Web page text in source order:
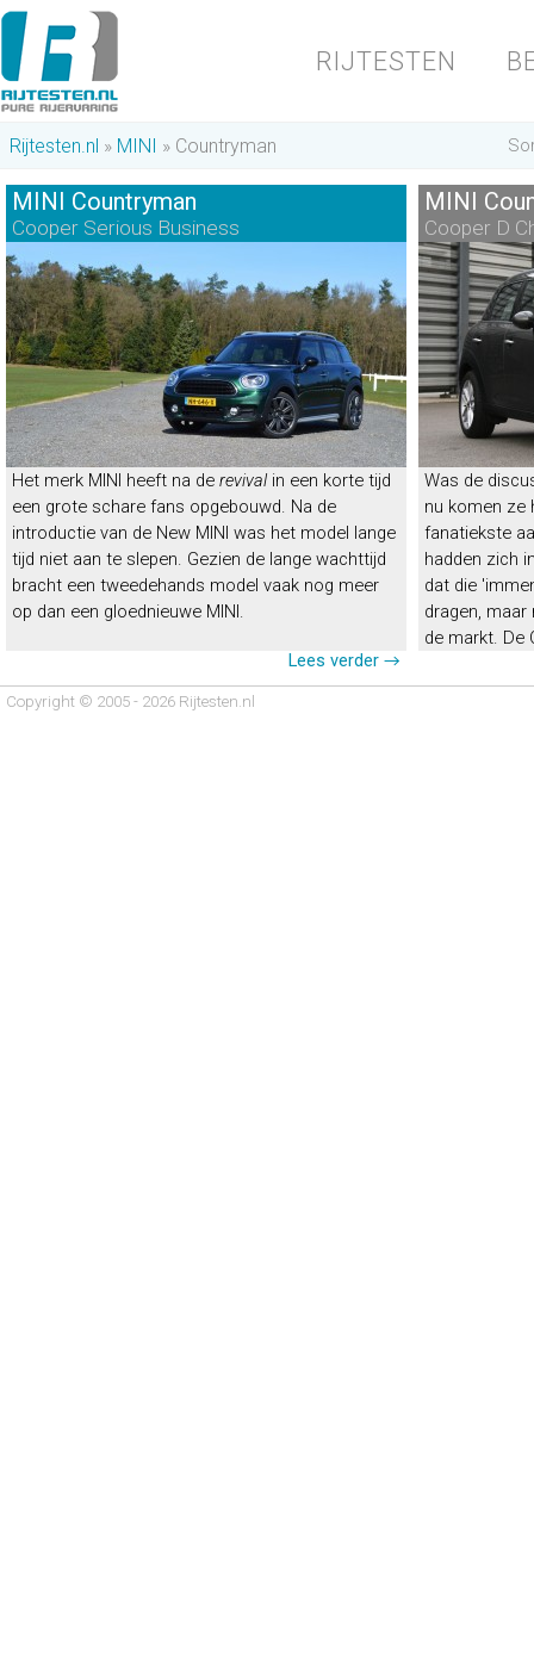
RIJTESTEN
Rijtesten.nl MINI Countryman
MINI Countryman
Cooper Serious Business
Het merk MINI heeft na de revival in een korte tijd
een grote schare fans opgebouwd. Na de
introductie van de New MINI was het model lange
tijd niet aan te slepen. Gezien de lange wachttijd
bracht een tweedehands model vaak nog meer
op dan een gloednieuwe MINI.
Lees verder →
MINI
Cooper D
MINI Countryman
“Discussievoer”
EnergielabelF|22%bijtelling
Was de
nu komen ze
fanatiekste
hadden zich
dat die
dragen,
de markt. De
Copyright © 2005 - 2026 Rijtesten.nl